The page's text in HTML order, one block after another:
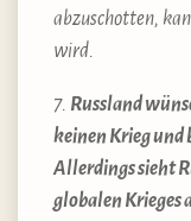
abzuschotten,
wird.
7. Russland
keinen Krieg und
Allerdings sieht
globalen Krieges